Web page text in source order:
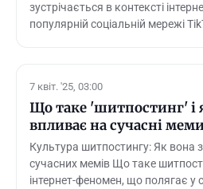
зустрічається в контексті
популярній соціальній мережі
7 квіт. '25, 03:00
Що таке 'шитпостинг' і
впливає на сучасні
Культура шитпостингу: Як вона
сучасних мемів Що таке
інтернет-феномен, що полягає у